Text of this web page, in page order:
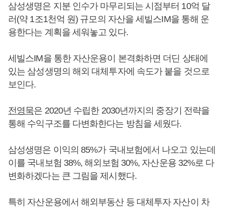
삼성생명은 지분 인수가 마무리되는 시점부터 10억 달
러(약 1조1천억 원) 규모의 자산을 세빌스IM을 통해 운
용한다는 계획을 세워놓고 있다.
세빌스IM을 통한 자산운용이 본격화하면 더딘 상태에
있는 삼성생명의 해외 대체투자에 속도가 붙을 것으로
보인다.
전영묵은 2020년 수립한 2030년까지의 중장기 전략을
통해 수익구조를 다변화한다는 방침을 세웠다.
삼성생명은 이익의 85%가 국내보험에서 나오고 있는데
이를 국내보험 38%, 해외보험 30%, 자산운용 32%로 다
변화하겠다는 큰 그림을 제시했다.
특히 자산운용에서 해외부동산 등 대체투자 자산이 차